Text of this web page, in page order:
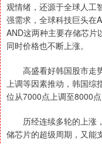
观情绪，还源于全球人工
强需求，全球科技巨头在
AND这两种主要存储芯片
同时价格也不断上涨。
高盛看好韩国股市走势
上调等因素推动，韩国综
位从7000点上调至8000点
历经连续多轮的上涨，
储芯片的超级周期，又能